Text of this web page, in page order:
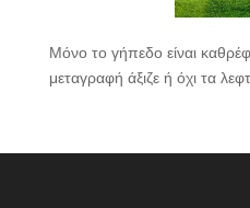
Μόνο το γήπεδο είναι
μεταγραφή άξιζε ή όχι τα